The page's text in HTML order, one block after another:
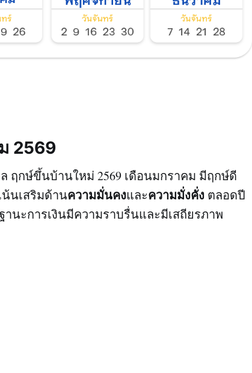
2569
ฤกษ์ขึ้นบ้านใหม่ 2569 เดือนมกราคม มีฤกษ์ดี
นเสริมด้านความมั่นคงและความมั่งคั่ง ตลอดปี
นะการเงินมีความราบรื่นและมีเสถียรภาพ